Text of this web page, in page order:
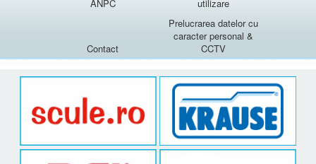
ANPC
utilizare
Contact
Prelucrarea datelor cu
caracter personal &
CCTV